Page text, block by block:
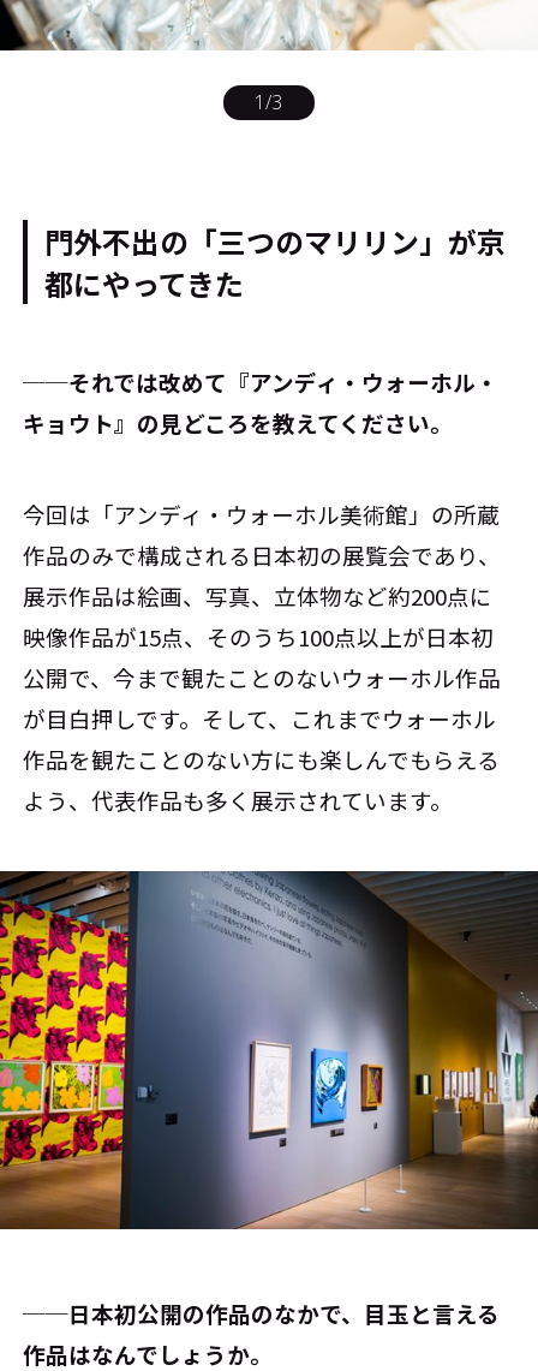
1/3
門外不出の「三つのマリリン」が京
都にやってきた
──それでは改めて『アンディ・ウォーホル・
キョウト』の見どころを教えてください。
今回は「アンディ・ウォーホル美術館」の所蔵
作品のみで構成される日本初の展覧会であり、
展示作品は絵画、写真、立体物など約200点に
映像作品が15点、そのうち100点以上が日本初
公開で、今まで観たことのないウォーホル作品
が目白押しです。そして、これまでウォーホル
作品を観たことのない方にも楽しんでもらえる
よう、代表作品も多く展示されています。
──日本初公開の作品のなかで、目玉と言える
作品はなんでしょうか。